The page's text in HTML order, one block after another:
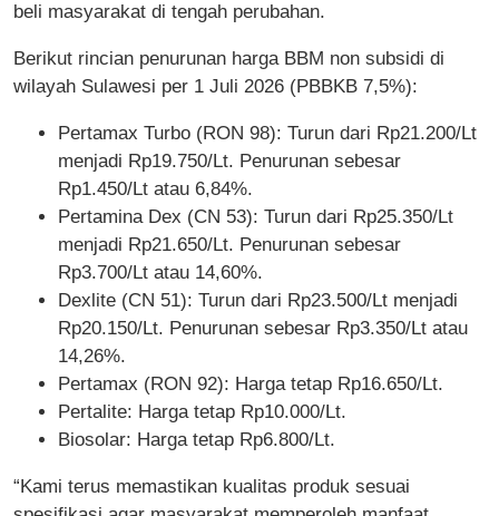
beli masyarakat di tengah perubahan.
Berikut rincian penurunan harga BBM non subsidi di
wilayah Sulawesi per 1 Juli 2026 (PBBKB 7,5%):
Pertamax Turbo (RON 98): Turun dari Rp21.200/Lt
menjadi Rp19.750/Lt. Penurunan sebesar
Rp1.450/Lt atau 6,84%.
Pertamina Dex (CN 53): Turun dari Rp25.350/Lt
menjadi Rp21.650/Lt. Penurunan sebesar
Rp3.700/Lt atau 14,60%.
Dexlite (CN 51): Turun dari Rp23.500/Lt menjadi
Rp20.150/Lt. Penurunan sebesar Rp3.350/Lt atau
14,26%.
Pertamax (RON 92): Harga tetap Rp16.650/Lt.
Pertalite: Harga tetap Rp10.000/Lt.
Biosolar: Harga tetap Rp6.800/Lt.
“Kami terus memastikan kualitas produk sesuai